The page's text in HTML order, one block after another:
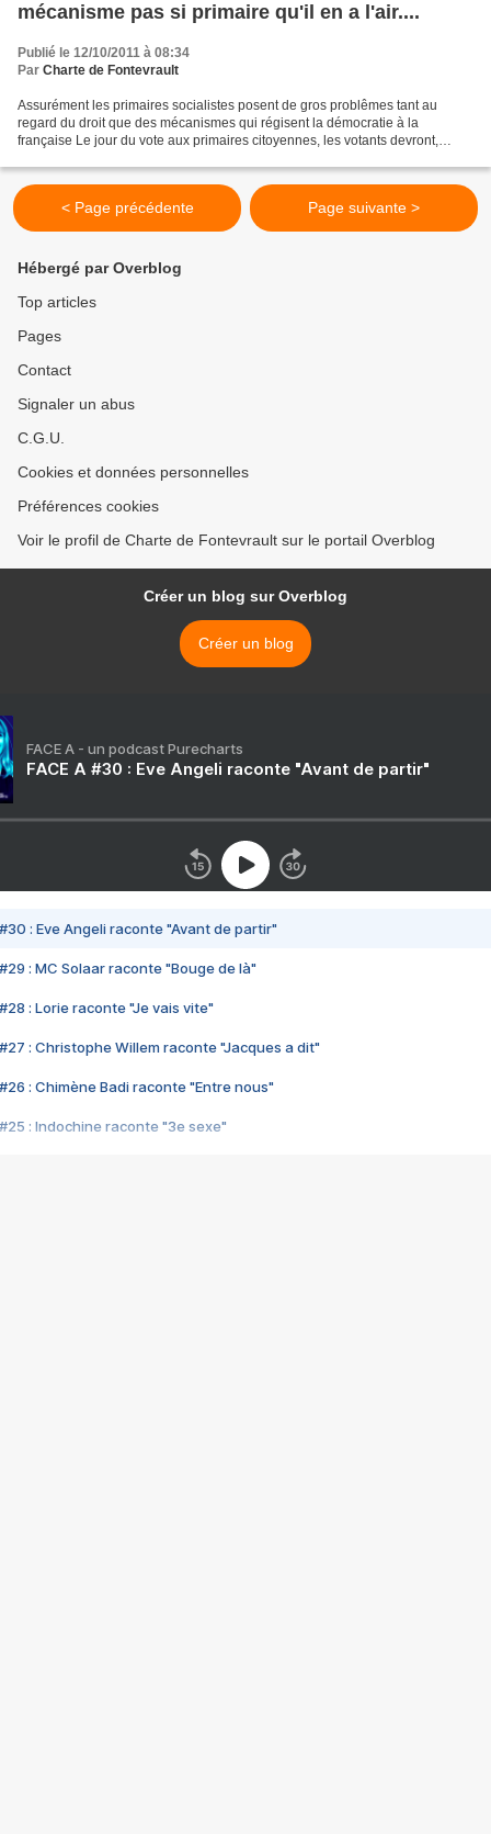
mécanisme pas si primaire qu'il en a l'air....
Publié le 12/10/2011 à 08:34
Par Charte de Fontevrault
Assurément les primaires socialistes posent de gros problêmes tant au
regard du droit que des mécanismes qui régisent la démocratie à la
française Le jour du vote aux primaires citoyennes, les votants devront,
< Page précédente Page suivante >
Hébergé par Overblog
Top articles
Pages
Contact
Signaler un abus
C.G.U.
Cookies et données personnelles
Préférences cookies
Voir le profil de Charte de Fontevrault sur le portail Overblog
Créer un blog sur Overblog
Créer un blog
FACE A - un podcast Purecharts
FACE A #30 : Eve Angeli raconte "Avant de partir"
#30 : Eve Angeli raconte "Avant de partir"
#29 : MC Solaar raconte "Bouge de là"
#28 : Lorie raconte "Je vais vite"
#27 : Christophe Willem raconte "Jacques a dit"
#26 : Chimène Badi raconte "Entre nous"
#25 : Indochine raconte "3e sexe"